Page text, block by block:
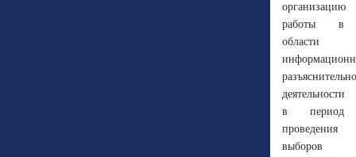
организацию
работы в
области
деятельности
в период
проведения
выборов